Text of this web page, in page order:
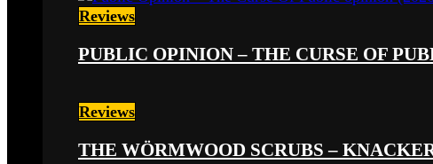
Reviews
PUBLIC OPINION – THE CURSE OF
Reviews
THE WÖRMWOOD SCRUBS –